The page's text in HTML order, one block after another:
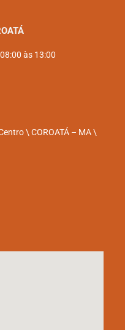
às 13:00
\ COROATÁ – MA \